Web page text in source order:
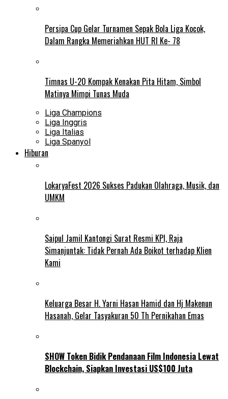
Persipa Cup Gelar Turnamen Sepak Bola Liga Kocok,
Dalam Rangka Memeriahkan HUT RI Ke- 78
Timnas U-20 Kompak Kenakan Pita Hitam, Simbol
Matinya Mimpi Tunas Muda
Liga Champions
Liga Inggris
Liga Italias
Liga Spanyol
Hiburan
LokaryaFest 2026 Sukses Padukan Olahraga, Musik, dan
UMKM
Saipul Jamil Kantongi Surat Resmi KPI, Raja
Simanjuntak: Tidak Pernah Ada Boikot terhadap Klien
Kami
Keluarga Besar H. Yarni Hasan Hamid dan Hj Makenun
Hasanah, Gelar Tasyakuran 50 Th Pernikahan Emas
SHOW Token Bidik Pendanaan Film Indonesia Lewat
Blockchain, Siapkan Investasi US$100 Juta